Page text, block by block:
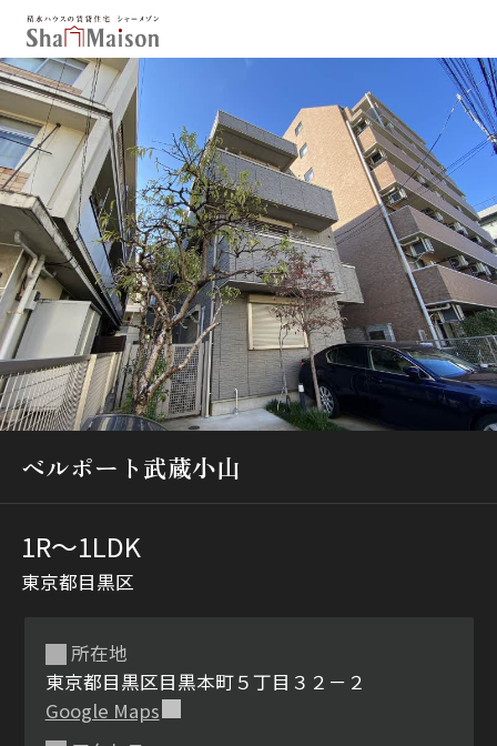
保存した条件
新着メール設定
最近見た物件
北海道 東北
関東
中部
関西
中国・四国
九州
市区郡・路線・駅から探す
通勤・通学時間から探す
地図から探す
人気のカテゴリから探す
シャーメゾンとは
ベルポート武蔵小山
1R〜1LDK
東京都目黒区
所在地
東京都目黒区目黒本町５丁目３２－２
Google Maps